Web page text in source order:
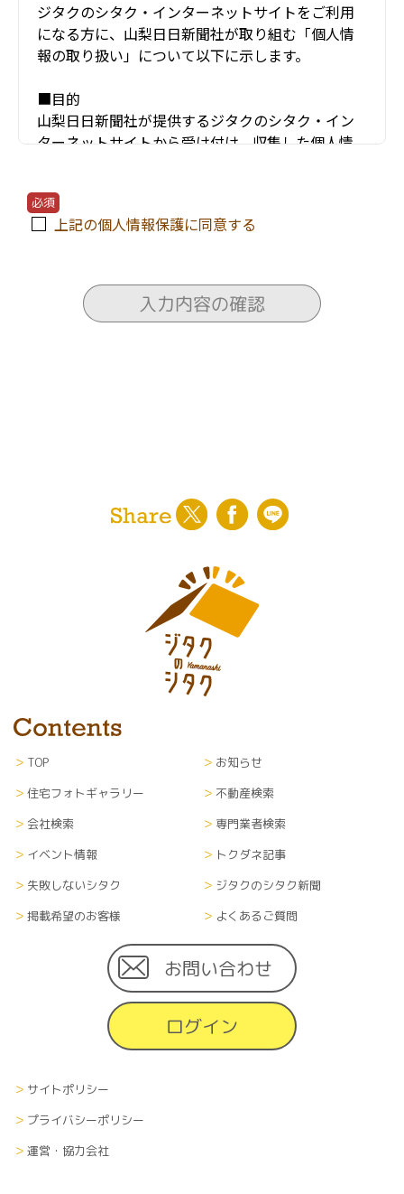
ジタクのシタク・インターネットサイトをご利用
になる方に、山梨日日新聞社が取り組む「個人情
報の取り扱い」について以下に示します。
■目的
山梨日日新聞社が提供するジタクのシタク・イン
ターネットサイトから受け付け、収集した個人情
し、他の目的には使用しません。
〇当サービスの安全な運営に必要な不正対策
〇当サービスの改善・新規開発
解析、分析、マーケティング、統計データの作成
〇当社が編集・発行運営する新聞紙面、ウェブサ
※なお、上記サービスの提供は、退会により中止
することが出来ます。
利用者のプライバシー保護のため、利用者の了解
を得ることなく第三者に開示することはありませ
当サイトにて収集した個人情報（あらゆる媒体形
式全て）については、当社内に管理責任者を置
き、漏洩や流出、改ざん等のないよう適切に管理
し、継続的に運営します。また、登録者がサイト掲
載住宅会社に対して個人情報を渡した場合、個人
情報の取扱に関しては、各企業の方針に準じます。
■情報の削除、破棄及び変更について
当サイトにて収集した利用者の個人情報（あらゆ
る媒体形式すべて）は、本人の申し出により、本人
に関する情報のすべてまたは一部を削除、破棄また
は変更できるものとします。その際、申し出者の本
人確認を、当社が指定する方法で行います。
利用者が当サイトを利用するために必要な通信費
や接続料などの費用の一切は、利用者の負担とし
通知する場合、その受信にかかる費用も受信者の
必須
上記の個人情報保護に同意する
入力内容の確認
TOP
お知らせ
住宅フォトギャラリー
不動産検索
会社検索
専門業者検索
イベント情報
トクダネ記事
失敗しないシタク
ジタクのシタク新聞
掲載希望のお客様
よくあるご質問
お問い合わせ
ログイン
サイトポリシー
プライバシーポリシー
運営・協力会社